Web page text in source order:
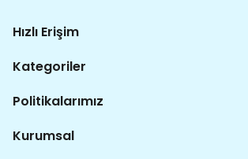
Hızlı Erişim
Kategoriler
Politikalarımız
Kurumsal